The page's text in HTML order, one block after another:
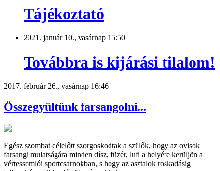
Tájékoztató
2021. január 10., vasárnap 15:50
Továbbra is kijárási tilalom!
2017. február 26., vasárnap 16:46
Összegyűltünk farsangolni...
Egész szombat délelőtt szorgoskodtak a szülők, hogy az ovisok
farsangi mulatságára minden dísz, füzér, lufi a helyére kerüljön a
vértessomlói sportcsarnokban, s hogy az asztalok roskadásig